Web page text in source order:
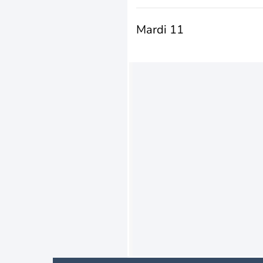
Mardi 11